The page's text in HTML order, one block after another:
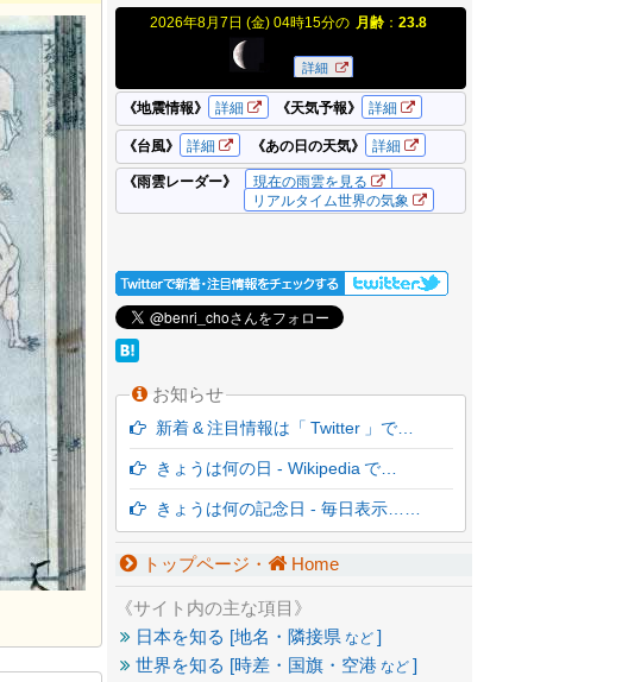
お知らせ
新着 & 注目情報は「 Twitter 」で…
きょうは何の日 - Wikipedia で…
きょうは何の記念日 - 毎日表示……
トップページ・ Home
《サイト内の主な項目》
日本を知る [地名・隣接県 など ]
世界を知る [時差・国旗・空港 など ]